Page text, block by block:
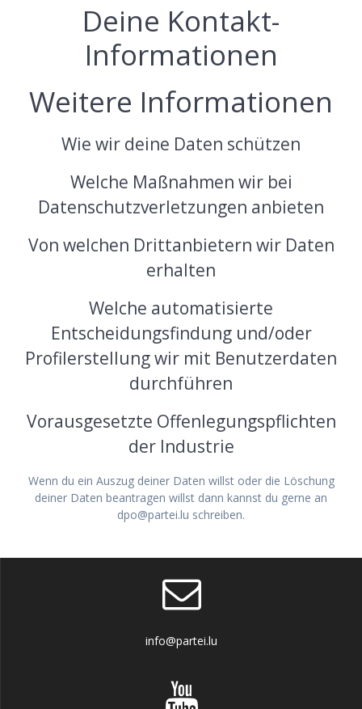
Deine Kontakt-
Informationen
Weitere Informationen
Wie wir deine Daten schützen
Welche Maßnahmen wir bei
Datenschutzverletzungen anbieten
Von welchen Drittanbietern wir Daten
erhalten
Welche automatisierte
Entscheidungsfindung und/oder
Profilerstellung wir mit Benutzerdaten
durchführen
Vorausgesetzte Offenlegungspflichten
der Industrie
Wenn du ein Auszug deiner Daten willst oder die Löschung
deiner Daten beantragen willst dann kannst du gerne an
dpo@partei.lu schreiben.
info@partei.lu